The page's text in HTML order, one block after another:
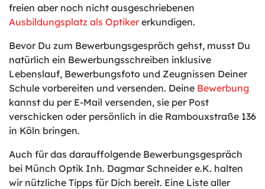
freien aber noch nicht ausgeschriebenen
Ausbildungsplatz als Optiker erkundigen.
Bevor Du zum Bewerbungsgespräch gehst, musst Du
natürlich ein Bewerbungsschreiben inklusive
Lebenslauf, Bewerbungsfoto und Zeugnissen Deiner
Schule vorbereiten und versenden. Deine Bewerbung
kannst du per E-Mail versenden, sie per Post
verschicken oder persönlich in die Rambouxstraße 136
in Köln bringen.
Auch für das darauffolgende Bewerbungsgespräch
bei Münch Optik Inh. Dagmar Schneider e.K. halten
wir nützliche Tipps für Dich bereit. Eine Liste aller